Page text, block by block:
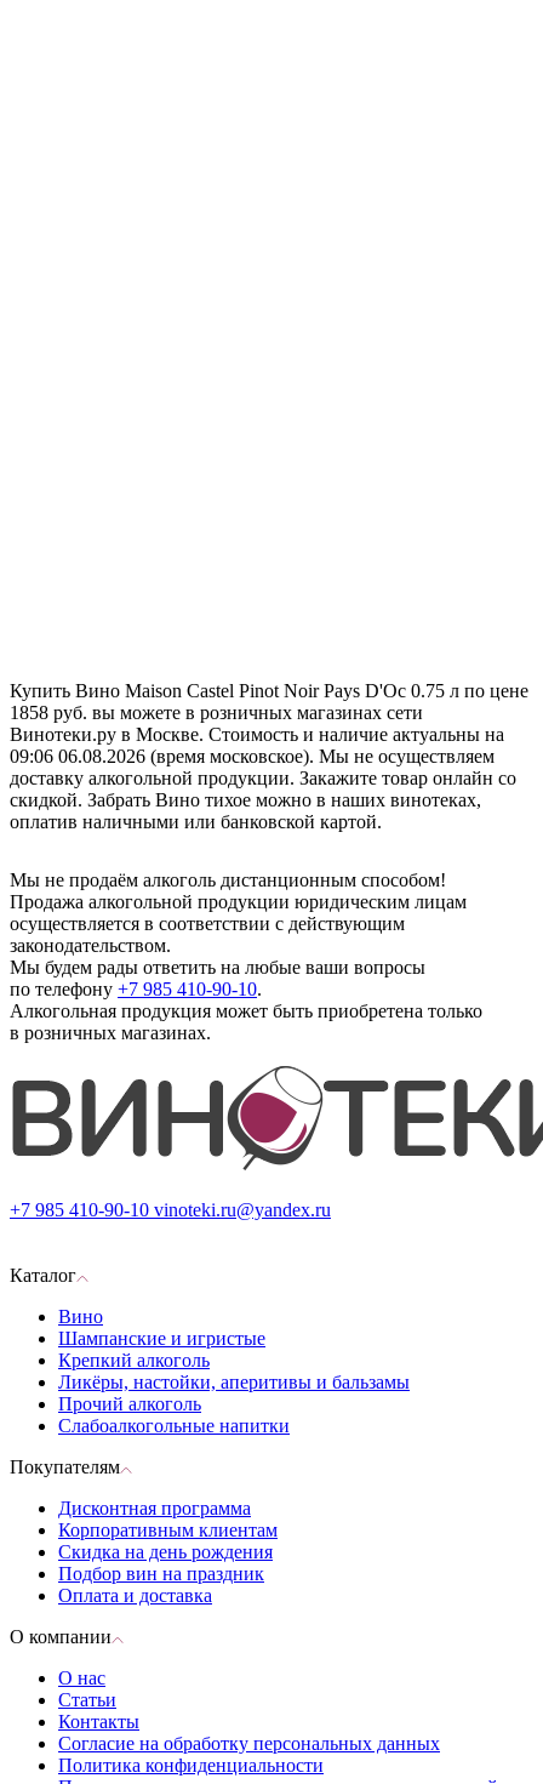
Купить Вино Maison Castel Pinot Noir Pays D'Oc 0.75 л по цене
1858 руб. вы можете в розничных магазинах сети
Винотеки.ру в Москве. Стоимость и наличие актуальны на
09:06 06.08.2026 (время московское). Мы не осуществляем
доставку алкогольной продукции. Закажите товар онлайн со
скидкой. Забрать Вино тихое можно в наших винотеках,
оплатив наличными или банковской картой.
Мы не продаём алкоголь дистанционным способом!
Продажа алкогольной продукции юридическим лицам
осуществляется в соответствии с действующим
законодательством.
Мы будем рады ответить на любые ваши вопросы
по телефону +7 985 410-90-10.
Алкогольная продукция может быть приобретена только
в розничных магазинах.
+7 985 410-90-10 vinoteki.ru@yandex.ru
Каталог
Вино
Шампанские и игристые
Крепкий алкоголь
Ликёры, настойки, аперитивы и бальзамы
Прочий алкоголь
Слабоалкогольные напитки
Покупателям
Дисконтная программа
Корпоративным клиентам
Скидка на день рождения
Подбор вин на праздник
Оплата и доставка
О компании
О нас
Статьи
Контакты
Согласие на обработку персональных данных
Политика конфиденциальности